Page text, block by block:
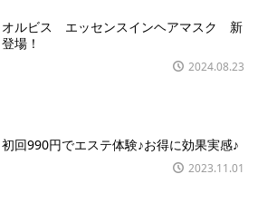
オルビス エッセンスインヘアマスク 新
登場！
2024.08.23
初回990円でエステ体験♪お得に効果実感♪
2023.11.01